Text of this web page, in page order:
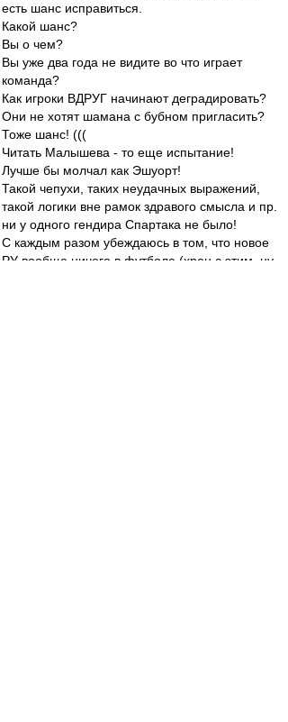
есть шанс исправиться.
Какой шанс?
Вы о чем?
Вы уже два года не видите во что играет
команда?
Как игроки ВДРУГ начинают деградировать?
Они не хотят шамана с бубном пригласить?
Тоже шанс! (((
Читать Малышева - то еще испытание!
Лучше бы молчал как Эшуорт!
Такой чепухи, таких неудачных выражений,
такой логики вне рамок здравого смысла и пр.
ни у одного гендира Спартака не было!
С каждым разом убеждаюсь в том, что новое
РУ вообще ничего в футболе (хрен с этим, ну